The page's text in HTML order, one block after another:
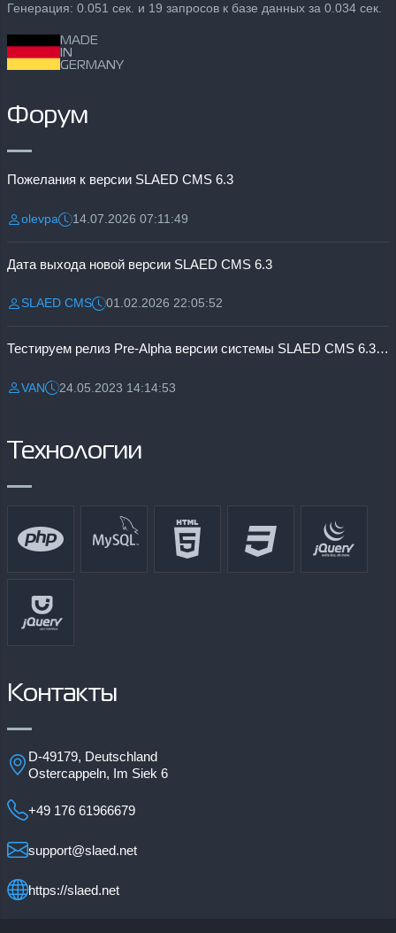
Генерация: 0.051 сек. и 19 запросов к базе данных за 0.034 сек.
MADE
IN
GERMANY
Форум
Пожелания к версии SLAED CMS 6.3
Разместил:
olevpaДата:14.07.2026 07:11:49
Дата выхода новой версии SLAED CMS 6.3
Разместил:
SLAED CMSДата:01.02.2026 22:05:52
Тестируем релиз Pre-Alpha версии системы SLAED CMS 6.3 Pro
Разместил:
VANДата:24.05.2023 14:14:53
Технологии
Контакты
D-49179, Deutschland
Ostercappeln, Im Siek 6
+49 176 61966679
support@slaed.net
https://slaed.net